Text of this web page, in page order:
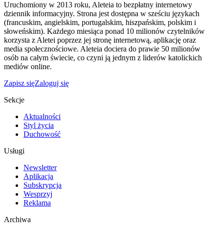
Uruchomiony w 2013 roku, Aleteia to bezpłatny internetowy
dziennik informacyjny. Strona jest dostępna w sześciu językach
(francuskim, angielskim, portugalskim, hiszpańskim, polskim i
słoweńskim). Każdego miesiąca ponad 10 milionów czytelników
korzysta z Aletei poprzez jej stronę internetową, aplikację oraz
media społecznościowe. Aleteia dociera do prawie 50 milionów
osób na całym świecie, co czyni ją jednym z liderów katolickich
mediów online.
Zapisz sięZaloguj się
Sekcje
Aktualności
Styl życia
Duchowość
Usługi
Newsletter
Aplikacja
Subskrypcja
Wesprzyj
Reklama
Archiwa